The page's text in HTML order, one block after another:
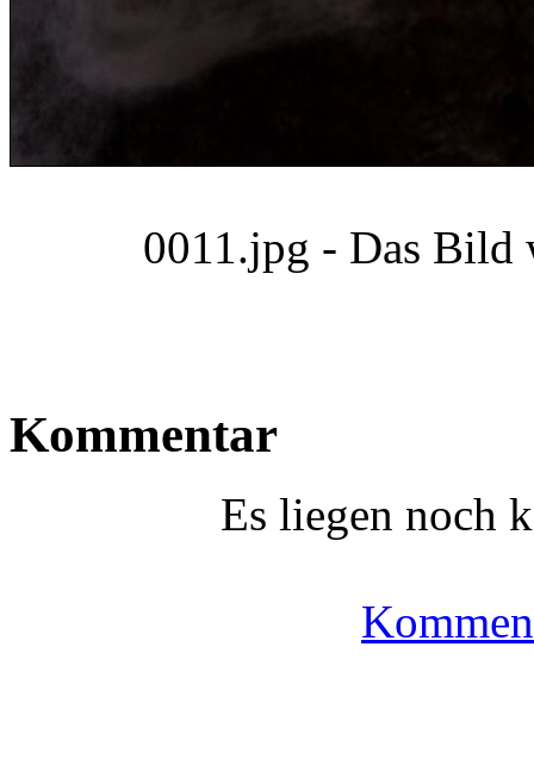
0011.jpg - Das Bild
Kommentar
Es liegen noch